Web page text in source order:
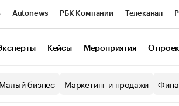
Autonews РБК Компании Телеканал
Экономика Бизнес
Кейсы Мероприятия О
Малый бизнес Маркетинг и продажи